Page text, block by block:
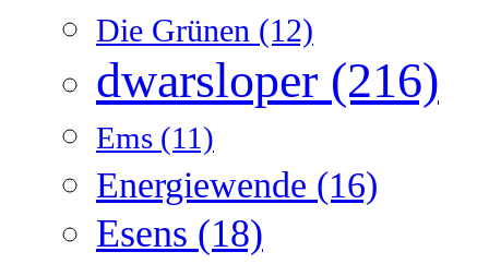
Die Grünen (12)
dwarsloper (216)
Ems (11)
Energiewende (16)
Esens (18)